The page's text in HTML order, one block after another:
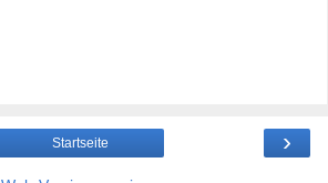
›
Startseite